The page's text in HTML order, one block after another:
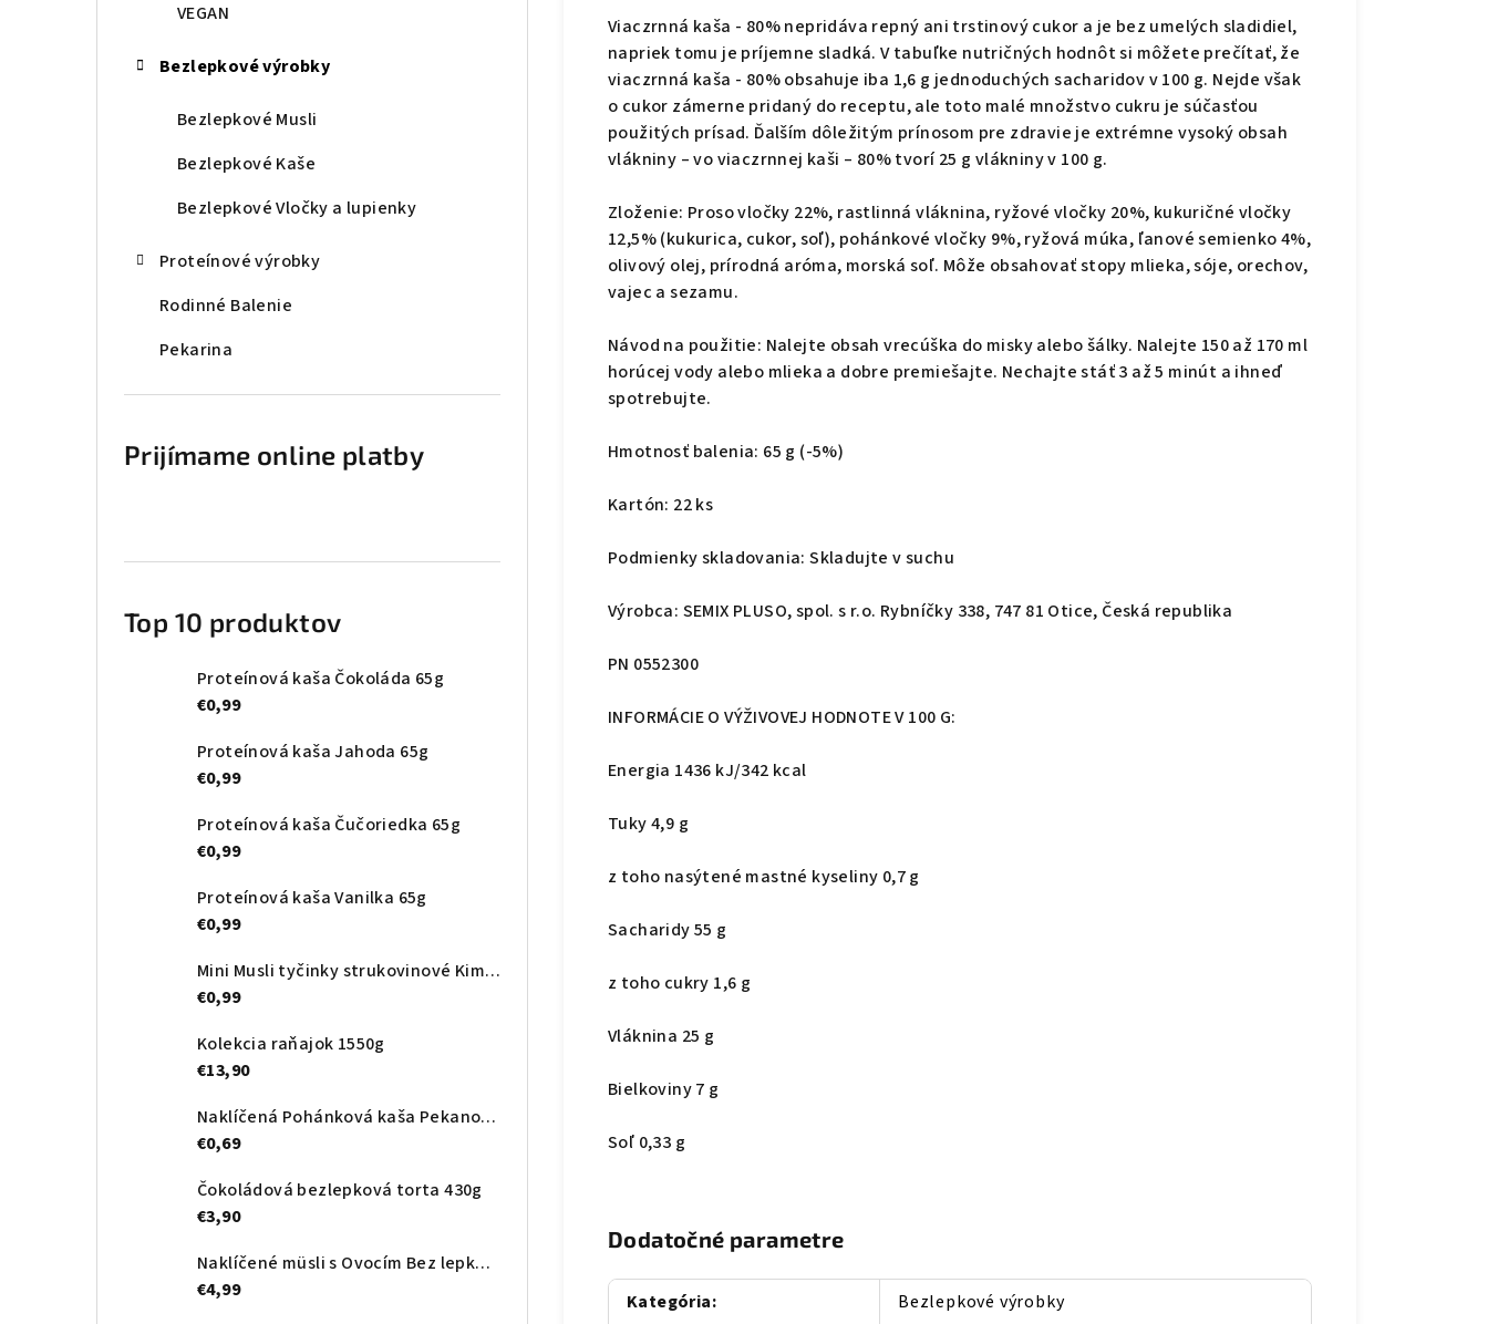
VEGAN
Bezlepkové výrobky
Bezlepkové Musli
Bezlepkové Kaše
Bezlepkové Vločky a lupienky
Proteínové výrobky
Rodinné Balenie
Pekarina
Prijímame online platby
Top 10 produktov
Proteínová kaša Čokoláda 65g
€0,99
Proteínová kaša Jahoda 65g
€0,99
Proteínová kaša Čučoriedka 65g
€0,99
Proteínová kaša Vanilka 65g
€0,99
Mini Musli tyčinky strukovinové Kimchi na slano bez lepku 55g
€0,99
Kolekcia raňajok 1550g
€13,90
Naklíčená Pohánková kaša Pekanové orechy Bez Lepku 65g
€0,69
Čokoládová bezlepková torta 430g
€3,90
Naklíčené müsli s Ovocím Bez lepku 450 g
€4,99
Viaczrnná kaša - 80% nepridáva repný ani trstinový cukor a je bez umelých sladidiel,
napriek tomu je príjemne sladká. V tabuľke nutričných hodnôt si môžete prečítať, že
viaczrnná kaša - 80% obsahuje iba 1,6 g jednoduchých sacharidov v 100 g. Nejde však
o cukor zámerne pridaný do receptu, ale toto malé množstvo cukru je súčasťou
použitých prísad. Ďalším dôležitým prínosom pre zdravie je extrémne vysoký obsah
vlákniny – vo viaczrnnej kaši – 80% tvorí 25 g vlákniny v 100 g.
Zloženie: Proso vločky 22%, rastlinná vláknina, ryžové vločky 20%, kukuričné vločky
12,5% (kukurica, cukor, soľ), pohánkové vločky 9%, ryžová múka, ľanové semienko 4%,
olivový olej, prírodná aróma, morská soľ. Môže obsahovať stopy mlieka, sóje, orechov,
vajec a sezamu.
Návod na použitie: Nalejte obsah vrecúška do misky alebo šálky. Nalejte 150 až 170 ml
horúcej vody alebo mlieka a dobre premiešajte. Nechajte stáť 3 až 5 minút a ihneď
spotrebujte.
Hmotnosť balenia: 65 g (-5%)
Kartón: 22 ks
Podmienky skladovania: Skladujte v suchu
Výrobca: SEMIX PLUSO, spol. s r.o. Rybníčky 338, 747 81 Otice, Česká republika
PN 0552300
INFORMÁCIE O VÝŽIVOVEJ HODNOTE V 100 G:
Energia 1436 kJ/342 kcal
Tuky 4,9 g
z toho nasýtené mastné kyseliny 0,7 g
Sacharidy 55 g
z toho cukry 1,6 g
Vláknina 25 g
Bielkoviny 7 g
Soľ 0,33 g
Dodatočné parametre
Kategória: Bezlepkové výrobky